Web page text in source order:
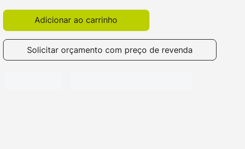
Adicionar ao carrinho
Solicitar orçamento com preço de revenda